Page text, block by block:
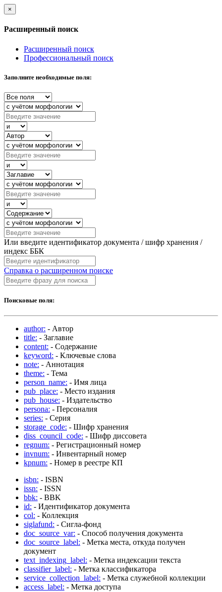
×
Расширенный поиск
Расширенный поиск
Профессиональный поиск
Заполните необходимые поля:
Или введите идентификатор документа / шифр хранения /
индекс ББК
Справка о расширенном поиске
Поисковые поля:
author: - Автор
title: - Заглавие
content: - Содержание
keyword: - Ключевые слова
note: - Аннотация
theme: - Тема
person_name: - Имя лица
pub_place: - Место издания
pub_house: - Издательство
persona: - Персоналия
series: - Серия
storage_code: - Шифр хранения
diss_council_code: - Шифр диссовета
regnum: - Регистрационный номер
invnum: - Инвентарный номер
kpnum: - Номер в реестре КП
isbn: - ISBN
issn: - ISSN
bbk: - BBK
id: - Идентификатор документа
col: - Коллекция
siglafund: - Сигла-фонд
doc_source_var: - Способ получения документа
doc_source_label: - Метка места, откуда получен
документ
text_indexing_label: - Метка индексации текста
classifier_label: - Метка классификатора
service_collection_label: - Метка служебной коллекции
access_label: - Метка доступа